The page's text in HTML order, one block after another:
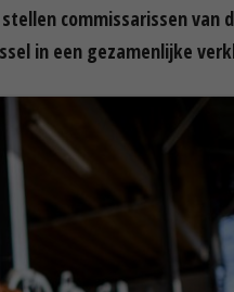
commissarissen van
in een gezamenlijke